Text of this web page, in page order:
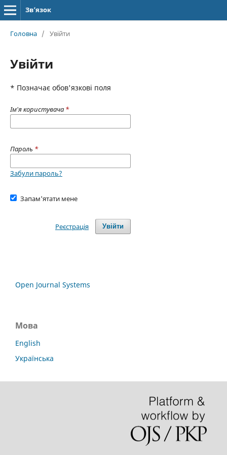
Зв’язок
Головна / Увійти
Увійти
* Позначає обов'язкові поля
Ім'я користувача *
Пароль *
Забули пароль?
Запам'ятати мене
Увійти
Реєстрація
Open Journal Systems
Мова
English
Українська